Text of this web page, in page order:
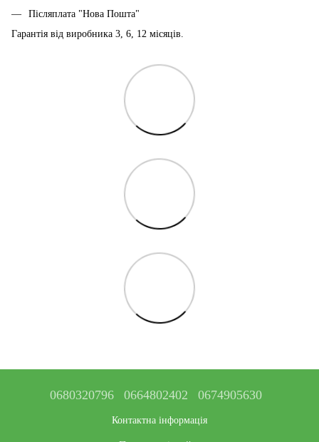
Післяплата "Нова Пошта"
Гарантія від виробника 3, 6, 12 місяців.
0680320796 0664802402 0674905630
Контактна інформація